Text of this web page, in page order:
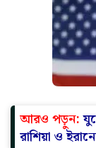
আরও পড়ুন:
রাশিয়া ও